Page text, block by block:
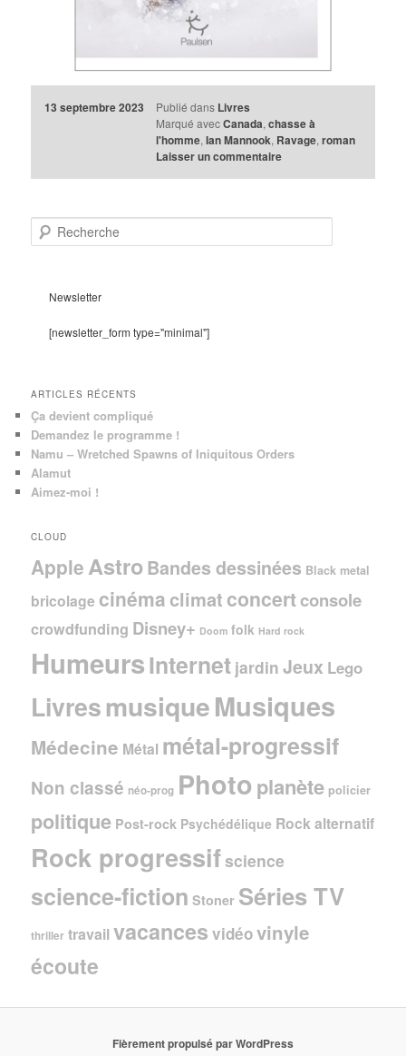
13 septembre 2023 Publié dans Livres
Marqué avec Canada, chasse à
l'homme, Ian Mannook, Ravage, roman
Laisser un commentaire
e
Newsletter
[newsletter_form type="minimal"]
ARTICLES RÉCENTS
Ça devient compliqué
Demandez le programme !
Namu – Wretched Spawns of Iniquitous Orders
Alamut
Aimez-moi !
CLOUD
Apple AstroBandes dessinées Black metal
bricolage cinéma climat concertconsole
crowdfunding Disney+ Doom folk Hard rock
HumeursInternet jardin Jeux Lego
LivresmusiqueMusiques
Médecine Métal métal-progressif
Non classé néo-prog Photo planète policier
politique Post-rock Psychédélique Rock alternatif
Rock progressifscience
science-fiction Stoner Séries TV
thriller travail vacances vidéovinyle
écoute
Fièrement propulsé par WordPress